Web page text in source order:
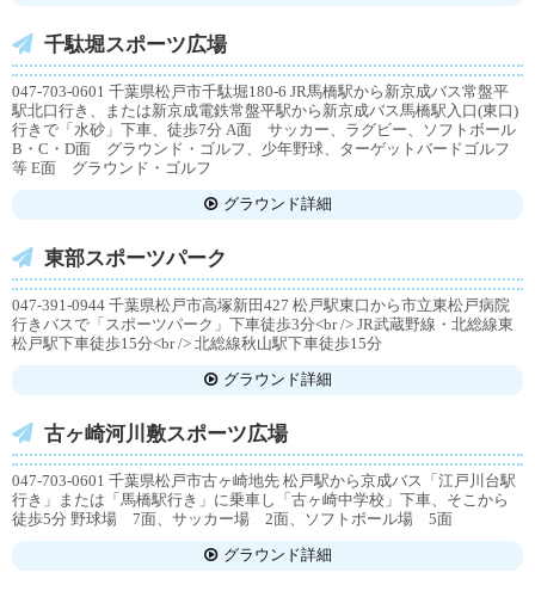
千駄堀スポーツ広場
047-703-0601 千葉県松戸市千駄堀180-6 JR馬橋駅から新京成バス常盤平
駅北口行き、または新京成電鉄常盤平駅から新京成バス馬橋駅入口(東口)
行きで「水砂」下車、徒歩7分 A面 サッカー、ラグビー、ソフトボール
B・C・D面 グラウンド・ゴルフ、少年野球、ターゲットバードゴルフ
等 E面 グラウンド・ゴルフ
グラウンド詳細
東部スポーツパーク
047-391-0944 千葉県松戸市高塚新田427 松戸駅東口から市立東松戸病院
行きバスで「スポーツパーク」下車徒歩3分<br /> JR武蔵野線・北総線東
松戸駅下車徒歩15分<br /> 北総線秋山駅下車徒歩15分
グラウンド詳細
古ヶ崎河川敷スポーツ広場
047-703-0601 千葉県松戸市古ヶ崎地先 松戸駅から京成バス「江戸川台駅
行き」または「馬橋駅行き」に乗車し「古ヶ崎中学校」下車、そこから
徒歩5分 野球場 7面、サッカー場 2面、ソフトボール場 5面
グラウンド詳細